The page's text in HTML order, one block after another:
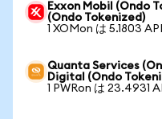
Exxon Mobil (Ondo
(Ondo Tokenized)
1 XOMon は 5.1803
Quanta Services
Digital (Ondo
1 PWRon は 23.4931